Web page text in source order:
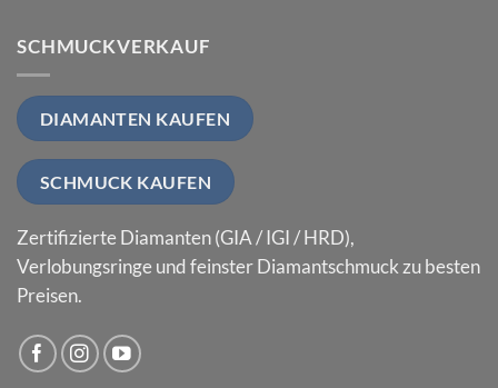
SCHMUCKVERKAUF
DIAMANTEN KAUFEN
SCHMUCK KAUFEN
Zertifizierte Diamanten (GIA / IGI / HRD),
Verlobungsringe und feinster Diamantschmuck zu besten
Preisen.